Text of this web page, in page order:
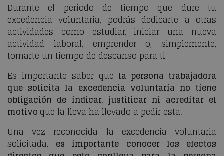
Durante el periodo de tiempo que dure tu
excedencia voluntaria, podrás dedicarte a otras
actividades como estudiar, iniciar una nueva
actividad laboral, emprender o, simplemente,
tomarte un tiempo de descanso para ti.
Es importante saber que la persona trabajadora
que solicita la excedencia voluntaria no tiene
obligación de indicar, justificar ni acreditar el
motivo que la lleva ha llevado a pedir esta.
Una vez reconocida la excedencia voluntaria
solicitada, es importante conocer los efectos